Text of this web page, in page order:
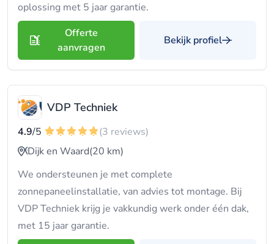
oplossing met 5 jaar garantie.
Offerte
aanvragen
Bekijk profiel
VDP Techniek
4.9/5
(3 reviews)
Dijk en Waard(20 km)
We ondersteunen je met complete
zonnepaneelinstallatie, van advies tot montage. Bij
VDP Techniek krijg je vakkundig werk onder één dak,
met 15 jaar garantie.